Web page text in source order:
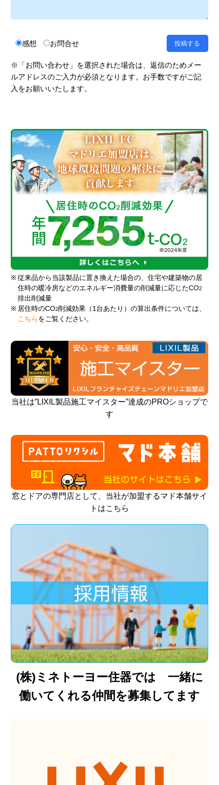
感想 お問合せ
※「お問い合わせ」を選択された場合は、返信のためメー
ルアドレスのご入力が必須となります。お手数ですがご記
入をお願いいたします。
※ 従来品から当該製品に置き換えた場合の、住宅や建築物の居
住時の暖冷房などのエネルギー消費量の削減量に応じたCO2
排出削減量
※ 居住時のCO2削減効果（1台あたり）の算出条件については、
こちら をご覧ください。
当社は”LIXIL製品施工マイスター”達成のPROショップで
す
窓とドアの専門店として、当社が加盟するマド本舗サイ
トはこちら
(株)ミネトーヨー住器では 一緒に
働いてくれる仲間を募集してます